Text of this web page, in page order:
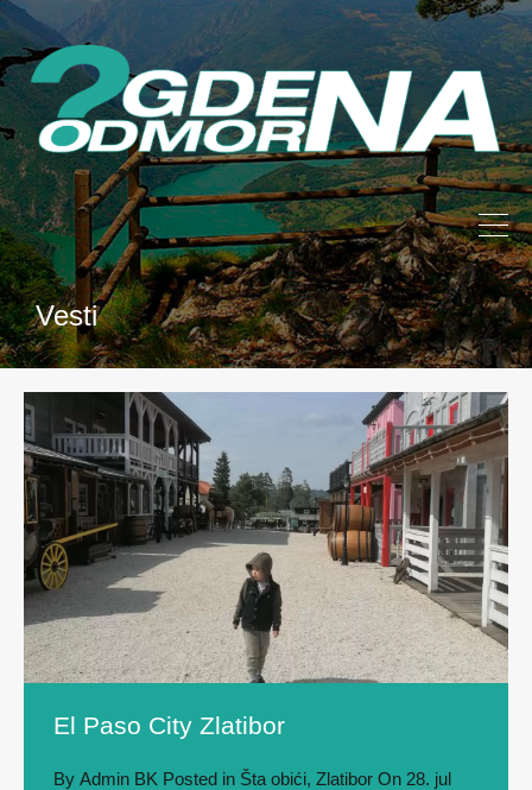
Vesti
El Paso City Zlatibor
By Admin BK Posted in Šta obići, Zlatibor On 28. jul